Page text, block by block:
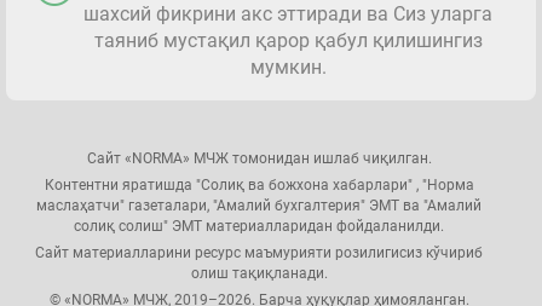
шахсий фикрини акс эттиради ва Сиз уларга
таяниб мустақил қарор қабул қилишингиз
мумкин.
Сайт «NORMA» МЧЖ томонидан ишлаб чиқилган.
Контентни яратишда "Солиқ ва божхона хабарлари" , "Норма
маслаҳатчи" газеталари, "Амалий бухгалтерия" ЭМТ ва "Амалий
солиқ солиш" ЭМТ материалларидан фойдаланилди.
Сайт материалларини ресурс маъмурияти розилигисиз кўчириб
олиш тақиқланади.
© «NORMA» МЧЖ, 2019–2026. Барча ҳуқуқлар ҳимояланган.